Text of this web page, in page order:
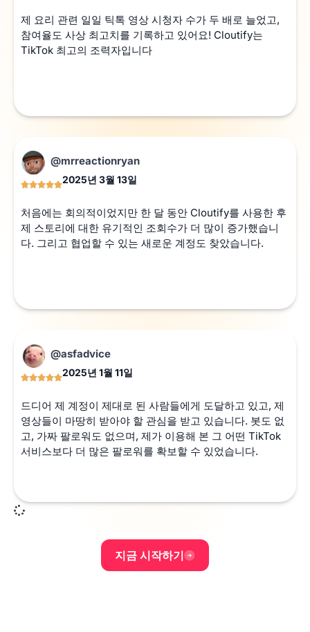
제 요리 관련 일일 틱톡 영상 시청자 수가 두 배로 늘었고,
참여율도 사상 최고치를 기록하고 있어요! Cloutify는
TikTok 최고의 조력자입니다
2025년 3월 13일
처음에는 회의적이었지만 한 달 동안 Cloutify를 사용한 후
제 스토리에 대한 유기적인 조회수가 더 많이 증가했습니
다. 그리고 협업할 수 있는 새로운 계정도 찾았습니다.
@mrreactionryan
2025년 1월 11일
드디어 제 계정이 제대로 된 사람들에게 도달하고 있고, 제
영상들이 마땅히 받아야 할 관심을 받고 있습니다. 봇도 없
고, 가짜 팔로워도 없으며, 제가 이용해 본 그 어떤 TikTok
서비스보다 더 많은 팔로워를 확보할 수 있었습니다.
@asfadvice
지금 시작하기